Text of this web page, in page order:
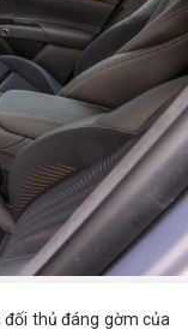
đối thủ đáng gờm của